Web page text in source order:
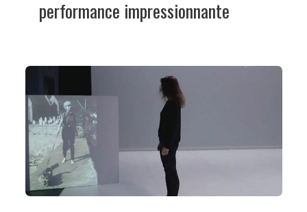
performance impressionnante